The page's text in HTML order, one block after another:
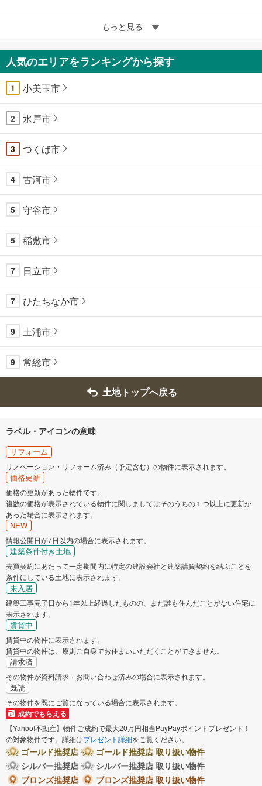
もっと見る
人気のエリアをランキングから探す
1 小美玉市
2 水戸市
3 つくば市
4 古河市
5 守谷市
5 稲敷市
7 日立市
7 ひたちなか市
9 土浦市
9 常総市
土地トップへ戻る
ラベル・アイコンの意味
リフォーム
リノベーション・リフォーム済み（予定含む）の物件に表示されます。
価格更新
価格の更新があった物件です。
複数の価格が表示されている物件に関しましてはそのうちの１つ以上に更新が
あった場合に表示されます。
NEW
情報公開日が7日以内の場合に表示されます。
建築条件付き土地
売買契約にあたって一定期間内に特定の建設会社と建築請負契約を結ぶことを
条件にしている土地に表示されます。
未入居
建築工事完了日から1年以上経過したものの、まだ誰も住んだことがない住宅に
表示されます。
賃貸中
賃貸中の物件に表示されます。
賃貸中の物件は、原則ご自身でお住まいいただくことができません。
請求済
その物件が資料請求・お問い合わせ済みの場合に表示されます。
既読
その物件を既にご覧になっている場合に表示されます。
成約でもらえる
【Yahoo!不動産】物件ご成約で最大20万円相当PayPayポイントプレゼント！
の対象物件です。詳細はプレゼント詳細をご覧ください。
ゴールド推奨店
ゴールド推奨店 取り扱い物件
シルバー推奨店
シルバー推奨店 取り扱い物件
ブロンズ推奨店
ブロンズ推奨店 取り扱い物件